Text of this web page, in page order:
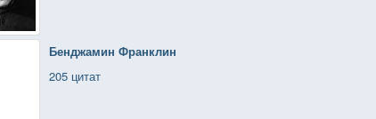
Бенджамин Франклин
205 цитат